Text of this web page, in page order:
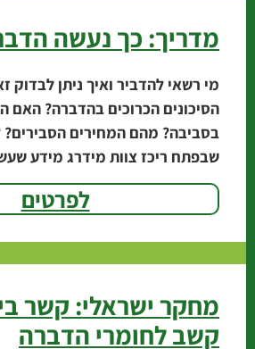
מדריך: כך נעשה
מי רשאי להדביר ואיך ניתן לבדוק
הסיכונים הכרוכים בהדברה? האם
בסביבה? מהם המחירים הסבירים?
שבפתח ריכז צוות מידרג מידע
שמבקש להיפטר
לפרטים
מחקר ישראלי: קשר
קשב לחומרי הדברה